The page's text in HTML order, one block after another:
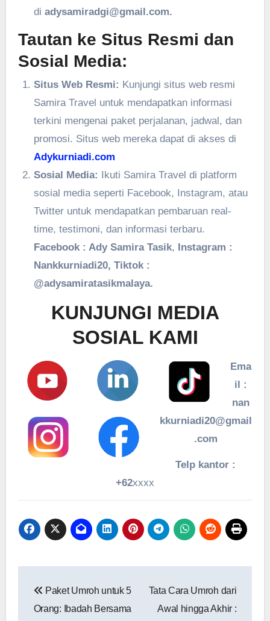
di adysamiradgi@gmail.com.
Tautan ke Situs Resmi dan
Sosial Media:
Situs Web Resmi: Kunjungi situs web resmi
Samira Travel untuk mendapatkan informasi
terkini mengenai paket perjalanan, jadwal, dan
promosi. Situs web mereka dapat di akses di
Adykurniadi.com
Sosial Media: Ikuti Samira Travel di platform
sosial media seperti Facebook, Instagram, atau
Twitter untuk mendapatkan pembaruan real-
time, testimoni, dan informasi terbaru.
Facebook : Ady Samira Tasik,
Instagram :
Nankkurniadi20, Tiktok :
@adysamiratasikmalaya.
KUNJUNGI MEDIA
SOSIAL KAMI
Ema
il :
nan
kkurniadi20@gmail
.com
Telp kantor :
+62xxxx
pos
Paket Umroh untuk 5
Orang: Ibadah Bersama
Tata Cara Umroh dari
Awal hingga Akhir :